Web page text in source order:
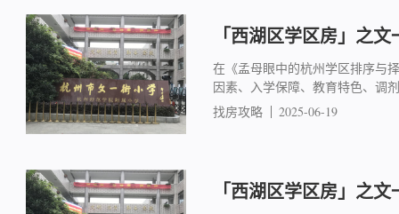
「西湖区学区房」之
在《孟母眼中的杭州学区排序与
因素、入学保障、教育特色、调
找房攻略
2025-06-19
「西湖区学区房」之